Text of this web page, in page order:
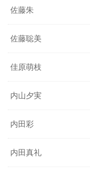
佐藤朱
佐藤聡美
佳原萌枝
内山夕実
内田彩
内田真礼